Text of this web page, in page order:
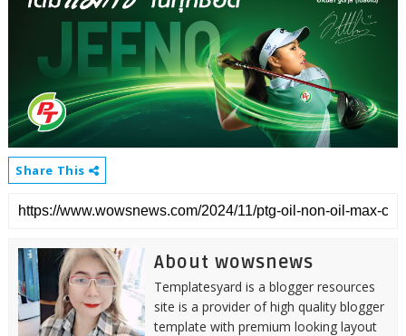
Share This
About wowsnews
Templatesyard is a blogger resources
site is a provider of high quality blogger
template with premium looking layout